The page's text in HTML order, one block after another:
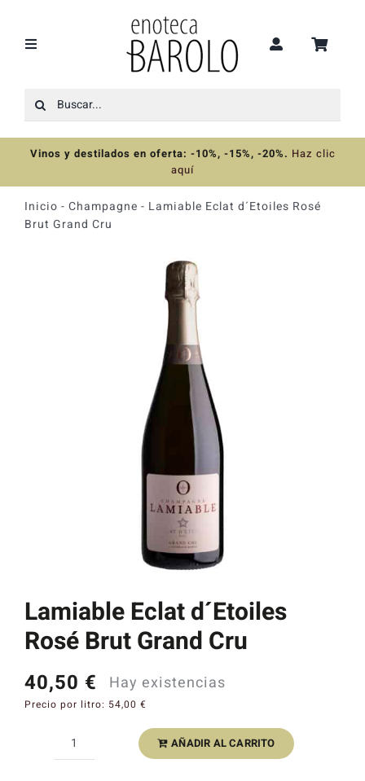
contenido
Toggle
Recomendaciones
Ofertas
Colecciones
Buscar:
Vinos y destilados en oferta: -10%, -15%, -20%. Haz clic
aquí
Inicio - Champagne - Lamiable Eclat d´Etoiles Rosé
Brut Grand Cru
Lamiable Eclat d´Etoiles
Rosé Brut Grand Cru
40,50 € Hay existencias
Precio por litro: 54,00 €
Lamiable
AÑADIR AL CARRITO